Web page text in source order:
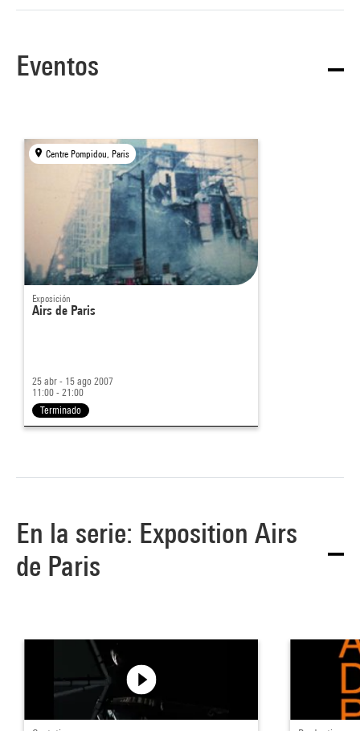
Eventos
Centre Pompidou, Paris
Exposición
Airs de Paris
25 abr - 15 ago 2007
11:00 - 21:00
Terminado
En la serie: Exposition Airs
de Paris